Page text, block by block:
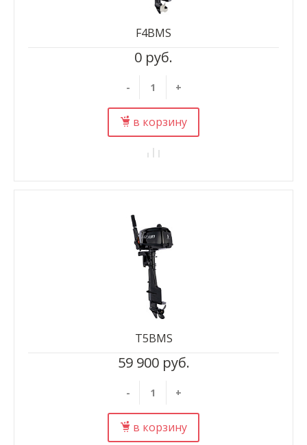
0 руб.
- +
в корзину
F4BMS
59 900 руб.
- +
в корзину
T5BMS